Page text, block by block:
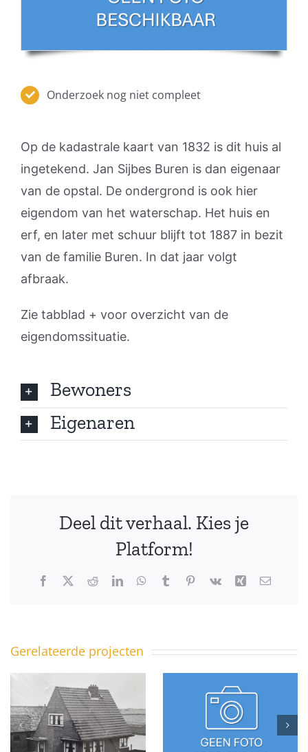
Onderzoek nog niet compleet
Op de kadastrale kaart van 1832 is dit huis al
ingetekend. Jan Sijbes Buren is dan eigenaar
van de opstal. De ondergrond is ook hier
eigendom van het waterschap. Het huis en
erf, en later met schuur blijft tot 1887 in bezit
van de familie Buren. In dat jaar volgt
afbraak.
Zie tabblad + voor overzicht van de
eigendomssituatie.
Bewoners
Eigenaren
Deel dit verhaal. Kies je
Platform!
Facebook
X RedditLinkedInWhatsApp
TumblrPinterest
Vk Xing E-
Gerelateerde projecten
Sédyk 14 –
Sédyk (?) –